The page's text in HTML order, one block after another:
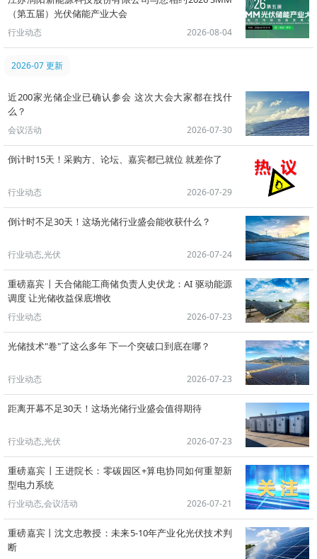
（第五届）光伏储能产业大会
行业动态 2026-08-04
2026-07 更新
近200家光储企业已确认参会 这次大会大家都在找什
么？
会议活动 2026-07-30
倒计时15天！采购方、论坛、嘉宾都已就位 就差你了
行业动态 2026-07-29
倒计时不足30天！这场光储行业盛会能收获什么？
行业动态,光伏 2026-07-24
重磅嘉宾丨天合储能工商储负责人史伏龙：AI 驱动能源
调度 让光储收益保底增收
行业动态 2026-07-23
光储技术"卷"了这么多年 下一个突破口到底在哪？
行业动态 2026-07-23
距离开幕不足30天！这场光储行业盛会值得期待
行业动态,光伏 2026-07-23
重磅嘉宾丨王进院长：零碳园区+算电协同如何重塑新
型电力系统
行业动态,会议活动 2026-07-21
重磅嘉宾丨沈文忠教授：未来5-10年产业化光伏技术判
断